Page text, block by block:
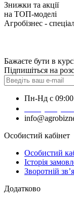
Знижки та акції
на ТОП-моделі
Агробізнес -
Бажаєте бути в
Підпишіться на
Пн-Нд с 09:00
Особистий кабінет
Особистий
Історія
Зворотній
Додатково